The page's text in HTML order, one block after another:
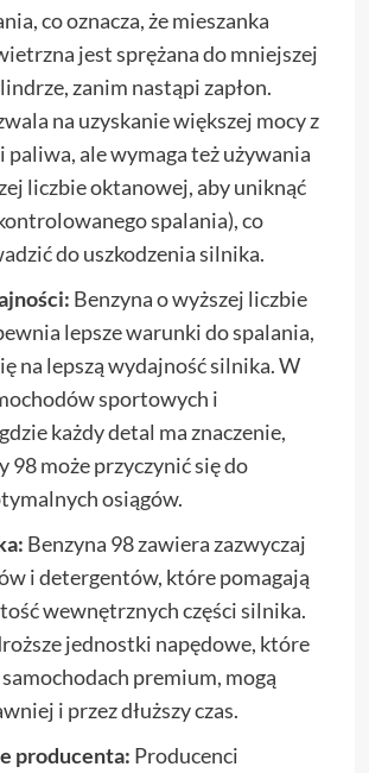
co oznacza, że mieszanka
jest sprężana do mniejszej
zanim nastąpi zapłon.
na uzyskanie większej mocy z
paliwa, ale wymaga też używania
liczbie oktanowej, aby uniknąć
spalania), co
do uszkodzenia silnika.
Benzyna o wyższej liczbie
lepsze warunki do spalania,
na lepszą wydajność silnika. W
sportowych i
każdy detal ma znaczenie,
98 może przyczynić się do
osiągów.
Benzyna 98 zawiera zazwyczaj
i detergentów, które pomagają
wewnętrznych części silnika.
jednostki napędowe, które
premium, mogą
i przez dłuższy czas.
producenta: Producenci